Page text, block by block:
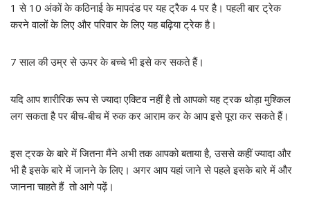
1 से 10 अंकों के कठिनाई के मापदंड पर यह ट्रैक 4 पर है। पहली बार ट्रेक
करने वालों के लिए और परिवार के लिए यह बढ़िया ट्रेक है।
7 साल की उम्र से ऊपर के बच्चे भी इसे कर सकते हैं।
यदि आप शारीरिक रूप से ज्यादा एक्टिव नहीं है तो आपको यह ट्रक थोड़ा मुश्किल
लग सकता है पर बीच-बीच में रुक कर आराम कर के आप इसे पूरा कर सकते हैं।
इस ट्रक के बारे में जितना मैंने अभी तक आपको बताया है, उससे कहीं ज्यादा और
भी है इसके बारे में जानने के लिए। अगर आप यहां जाने से पहले इसके बारे में और
जानना चाहते हैं तो आगे पढ़ें।